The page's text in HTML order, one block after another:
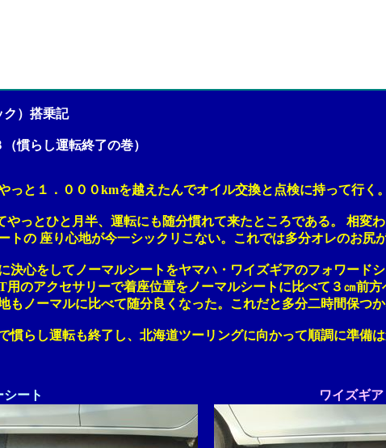
）搭乗記
らし運転終了の巻）
っと１．０００kmを越えたんでオイル交換と点検に持って行く
ひと月半、運転にも随分慣れて来たところである。 相変わ
の 座り心地が今一シックリこない。これでは多分オレのお尻
をしてノーマルシートをヤマハ・ワイズギアのフォワードシ
クセサリーで着座位置をノーマルシートに比べて３㎝前方
ーマルに比べて随分良くなった。これだと多分二時間保つか
し運転も終了し、北海道ツーリングに向かって順調に準備は
シート ワイズギア・